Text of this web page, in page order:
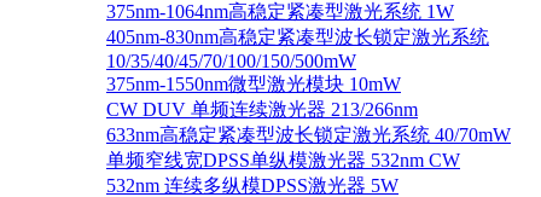
375nm-1064nm高稳定紧凑型激光系统 1W
405nm-830nm高稳定紧凑型波长锁定激光系统
10/35/40/45/70/100/150/500mW
375nm-1550nm微型激光模块 10mW
CW DUV 单频连续激光器 213/266nm
633nm高稳定紧凑型波长锁定激光系统 40/70mW
单频窄线宽DPSS单纵模激光器 532nm CW
532nm 连续多纵模DPSS激光器 5W